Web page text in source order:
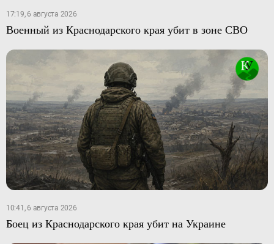
17:19, 6 августа 2026
Военный из Краснодарского края убит в зоне СВО
10:41, 6 августа 2026
Боец из Краснодарского края убит на Украине